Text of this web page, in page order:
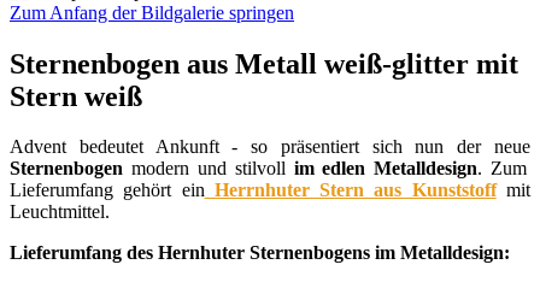
Zum Anfang der Bildgalerie springen
Sternenbogen aus Metall weiß-glitter mit
Stern weiß
Advent bedeutet Ankunft - so präsentiert sich nun der neue
Sternenbogen modern und stilvollim edlen Metalldesign. Zum
Lieferumfang gehört einHerrnhuter Stern aus Kunststoffmit
Leuchtmittel.
Lieferumfang des Hernhuter Sternenbogens im Metalldesign: